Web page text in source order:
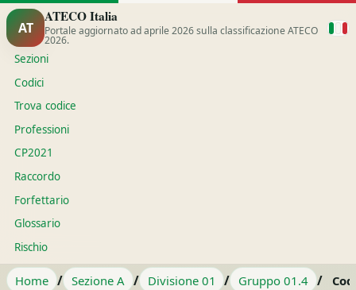
AT
ATECO Italia
Portale aggiornato ad aprile 2026 sulla classificazione ATECO
2026.
Sezioni
Codici
Trova codice
Professioni
CP2021
Raccordo
Forfettario
Glossario
Rischio
Home / Sezione A / Divisione 01 / Gruppo 01.4 /